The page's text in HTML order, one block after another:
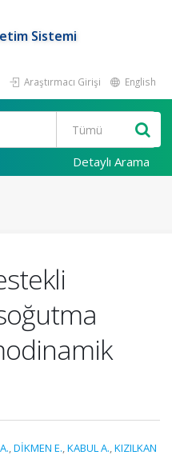
Sistemi
Araştırmacı Girişi English
Detaylı Arama
,DİKMEN E.,KABUL A.,KIZILKAN